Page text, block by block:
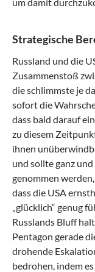
Strategische
Russland und die
Zusammenstoß
die schlimmste je
sofort die
dass bald darauf
zu diesem
ihnen
und sollte ganz
genommen
dass die USA
„glücklich“ genug
Russlands Bluff
Pentagon gerade
drohende
bedrohen, indem